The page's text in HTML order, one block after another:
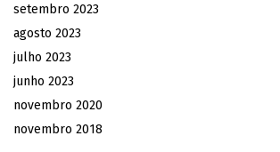
setembro 2023
agosto 2023
julho 2023
junho 2023
novembro 2020
novembro 2018